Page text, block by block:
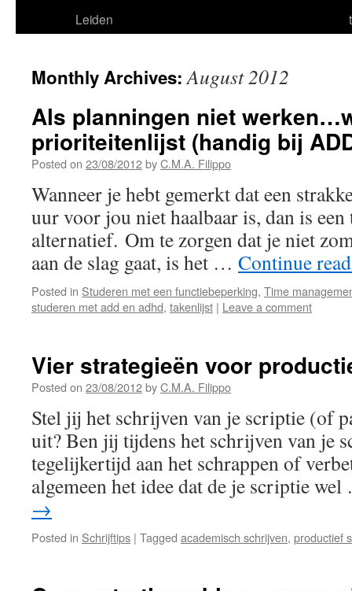
Leiden
Monthly Archives:August 2012
Als planningen niet
prioriteitenlijst (handig bij
Posted on 23/08/2012byC.M.A. Filippo
Wanneer je hebt gemerkt dat een
uur voor jou niet haalbaar is, dan is
alternatief. Om te zorgen dat je niet
aan de slag gaat, is het … Continue
Posted in Studeren met een functiebeperking, Time
studeren met add en adhd, takenlijst | Leave a comment
Vier strategieën voor
Posted on 23/08/2012byC.M.A. Filippo
Stel jij het schrijven van je scriptie (of
uit? Ben jij tijdens het schrijven van je
tegelijkertijd aan het schrappen of
algemeen het idee dat de je scriptie
→
Posted in Schrijftips | Tagged academisch schrijven, productief